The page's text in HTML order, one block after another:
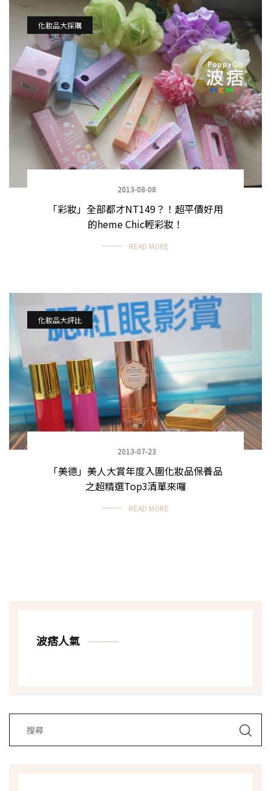
化妝品大採購
2013-08-08
「彩妝」全部都才NT149？！超平價好用
的heme Chic輕彩妝！
READ MORE
化妝品大評比
2013-07-23
「美德」美人大賞年度入圍化妝品保養品
之超精選Top3清單來囉
READ MORE
波痞人氣